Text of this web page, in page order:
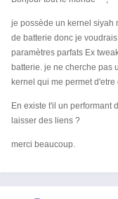
je possède un kernel siyah
de batterie donc je
paramètres parfats Ex
batterie. je ne cherche pas
kernel qui me permet
En existe t'il un performant
laisser des liens ?
merci beaucoup.